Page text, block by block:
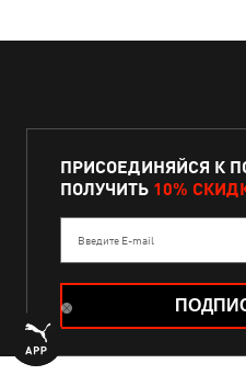
ПРИСОЕДИНЯЙСЯ К
ПОЛУЧИТЬ 10%
Введите E-mail